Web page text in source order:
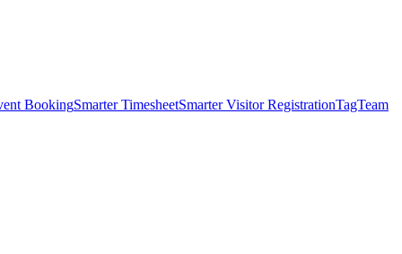
BookingSmarter TimesheetSmarter Visitor RegistrationTagTeam